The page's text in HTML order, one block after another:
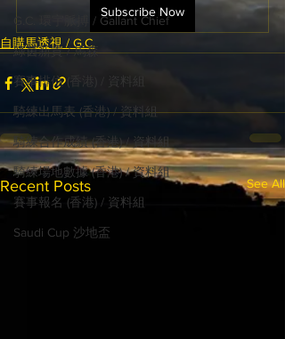
G.C. 環宇脈搏 / Gallant Chief
綠茵新貴 / 馬森
賽事排位 (香港) / 資料組
騎練出馬表 (香港) / 資料組
騎練合作成績 (香港) / 資料組
騎練場地數據 (香港) / 資料組
賽事報名 (香港) / 資料組
Saudi Cup 沙地盃
Subscribe Now
自購馬透視 / G.C.
Recent Posts See All